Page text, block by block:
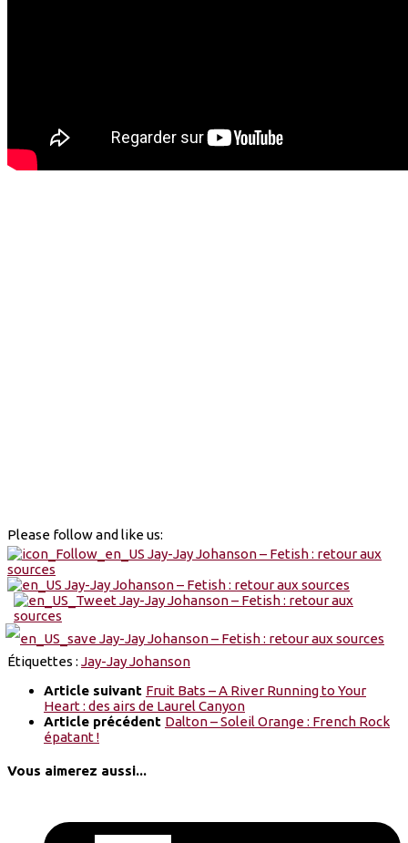
Please follow and like us:
Étiquettes : Jay-Jay Johanson
Article suivant Fruit Bats – A River Running to Your
Heart : des airs de Laurel Canyon
Article précédent Dalton – Soleil Orange : French Rock
épatant !
Vous aimerez aussi...